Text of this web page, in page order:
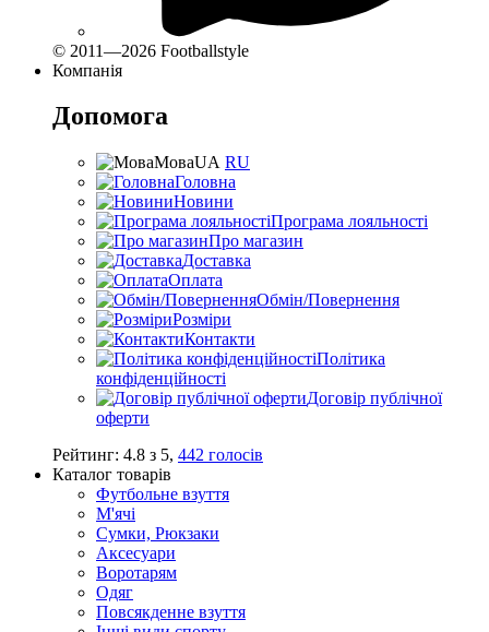
© 2011—2026 Footballstyle
Компанія
Допомога
МоваUA RU
Головна
Новини
Програма лояльності
Про магазин
Доставка
Оплата
Обмін/Повернення
Розміри
Контакти
Політика
конфіденційності
Договір публічної
оферти
Рейтинг: 4.8 з 5, 442 голосів
Каталог товарів
Футбольне взуття
М'ячі
Сумки, Рюкзаки
Аксесуари
Воротарям
Одяг
Повсякденне взуття